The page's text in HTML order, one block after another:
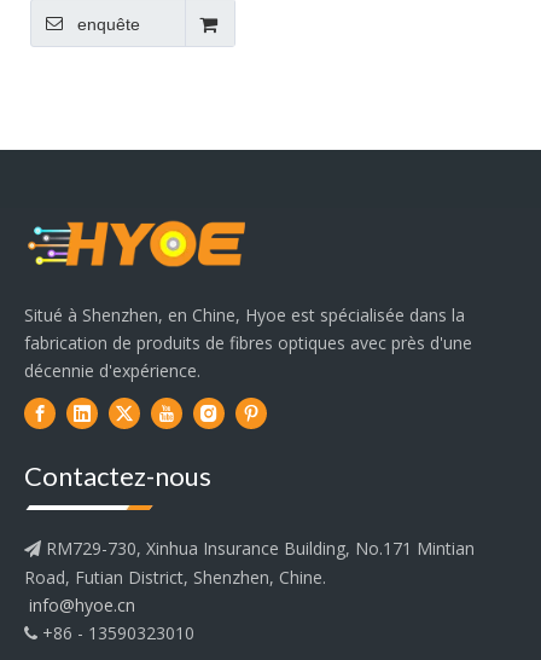
enquête
Situé à Shenzhen, en Chine, Hyoe est spécialisée dans la
fabrication de produits de fibres optiques avec près d'une
décennie d'expérience.
Contactez-nous
 RM729-730, Xinhua Insurance Building, No.171 Mintian
Road, Futian District, Shenzhen, Chine.
info@hyoe.cn
 +86 - 13590323010